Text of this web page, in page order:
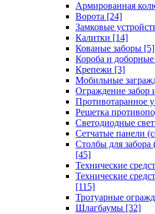
Армированная
Ворота [24]
Замковые
Калитки [14]
Кованые заборы [5]
Короба и
Крепежи [3]
Мобильные
Ограждение забор
Противотаранное
Решетка
Светодиодные
Сетчатые панели
Столбы для
[45]
Технические
Технические
[115]
Тротуарные
Шлагбаумы [32]